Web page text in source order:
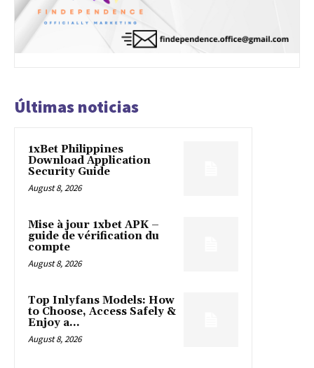
Últimas noticias
1xBet Philippines
Download Application
Security Guide
August 8, 2026
Mise à jour 1xbet APK –
guide de vérification du
compte
August 8, 2026
Top Inlyfans Models: How
to Choose, Access Safely &
Enjoy a...
August 8, 2026